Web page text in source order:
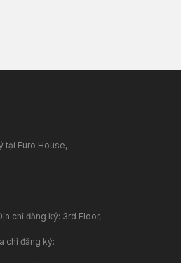
tại Euro House,
chỉ đăng ký: 3rd Floor,
chỉ đăng ký: